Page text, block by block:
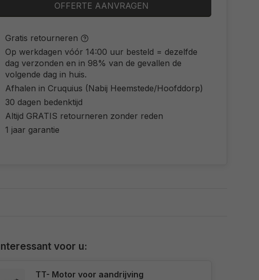
OFFERTE AANVRAGEN
Gratis retourneren
Op werkdagen vóór 14:00 uur besteld = dezelfde
dag verzonden en in 98% van de gevallen de
volgende dag in huis.
Afhalen in Cruquius (Nabij Heemstede/Hoofddorp)
30 dagen bedenktijd
Altijd GRATIS retourneren zonder reden
1 jaar garantie
voor u:
TT- Motor voor aandrijving